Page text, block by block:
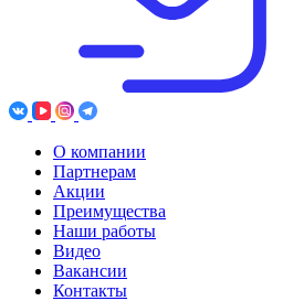
О компании
Партнерам
Акции
Преимущества
Наши работы
Видео
Вакансии
Контакты